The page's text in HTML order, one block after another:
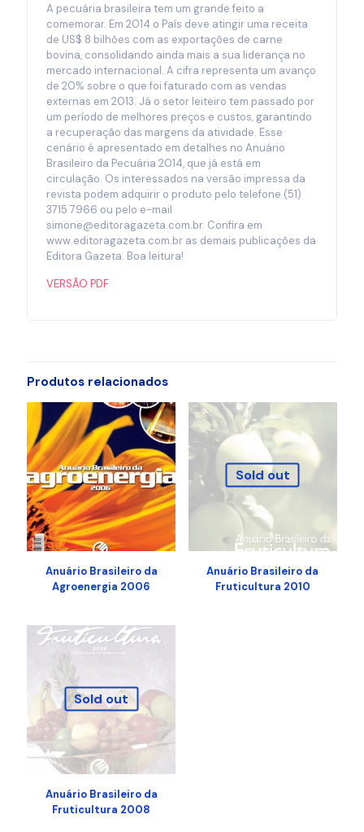
A pecuária brasileira tem um grande feito a
comemorar. Em 2014 o País deve atingir uma receita
de US$ 8 bilhões com as exportações de carne
bovina, consolidando ainda mais a sua liderança no
mercado internacional. A cifra representa um avanço
de 20% sobre o que foi faturado com as vendas
externas em 2013. Já o setor leiteiro tem passado por
um período de melhores preços e custos, garantindo
a recuperação das margens da atividade. Esse
cenário é apresentado em detalhes no Anuário
Brasileiro da Pecuária 2014, que já está em
circulação. Os interessados na versão impressa da
revista podem adquirir o produto pelo telefone (51)
3715 7966 ou pelo e-mail
simone@editoragazeta.com.br. Confira em
www.editoragazeta.com.br as demais publicações da
Editora Gazeta. Boa leitura!
VERSÃO PDF
Produtos relacionados
Anuário Brasileiro da
Agroenergia 2006
Sold out
Anuário Brasileiro da
Fruticultura 2010
Sold out
Anuário Brasileiro da
Fruticultura 2008